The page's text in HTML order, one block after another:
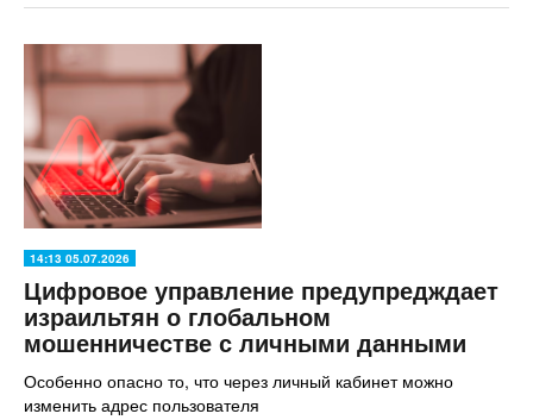
14:13 05.07.2026
Цифровое управление предупредждает
израильтян о глобальном
мошенничестве с личными данными
Особенно опасно то, что через личный кабинет можно
изменить адрес пользователя